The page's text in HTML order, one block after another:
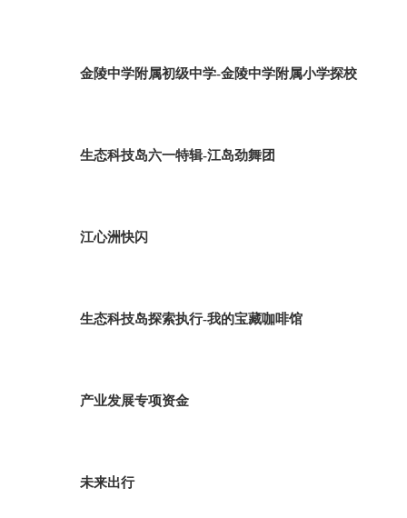
金陵中学附属初级中学-金陵中学附属小学探校
生态科技岛六一特辑-江岛劲舞团
江心洲快闪
生态科技岛探索执行-我的宝藏咖啡馆
产业发展专项资金
未来出行